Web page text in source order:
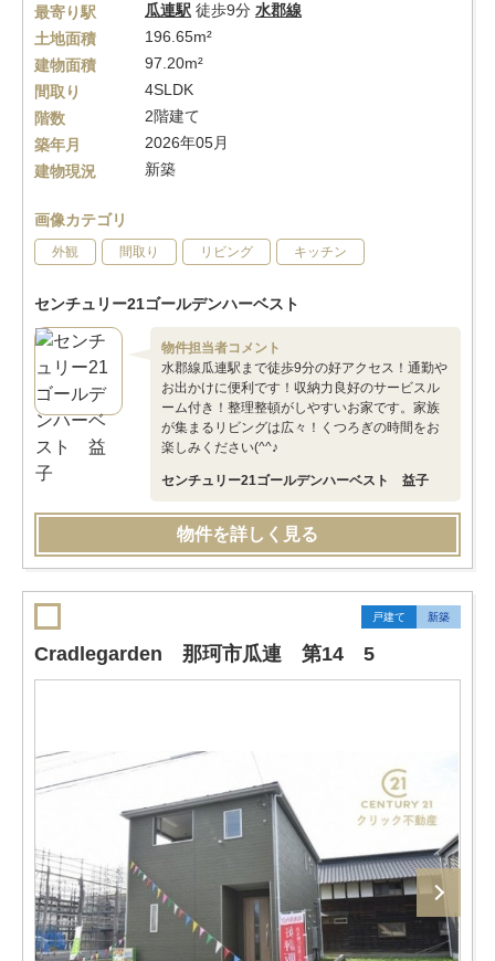
最寄り駅
瓜連駅 徒歩9分 水郡線
土地面積
196.65m²
建物面積
97.20m²
間取り
4SLDK
階数
2階建て
築年月
2026年05月
建物現況
新築
画像カテゴリ
外観 間取り リビング キッチン
センチュリー21ゴールデンハーベスト
物件担当者コメント
水郡線瓜連駅まで徒歩9分の好アクセス！通勤や
お出かけに便利です！収納力良好のサービスル
ーム付き！整理整頓がしやすいお家です。家族
が集まるリビングは広々！くつろぎの時間をお
楽しみください(^^♪
センチュリー21ゴールデンハーベスト 益子
物件を詳しく見る
戸建て 新築
Cradlegarden 那珂市瓜連 第14 5